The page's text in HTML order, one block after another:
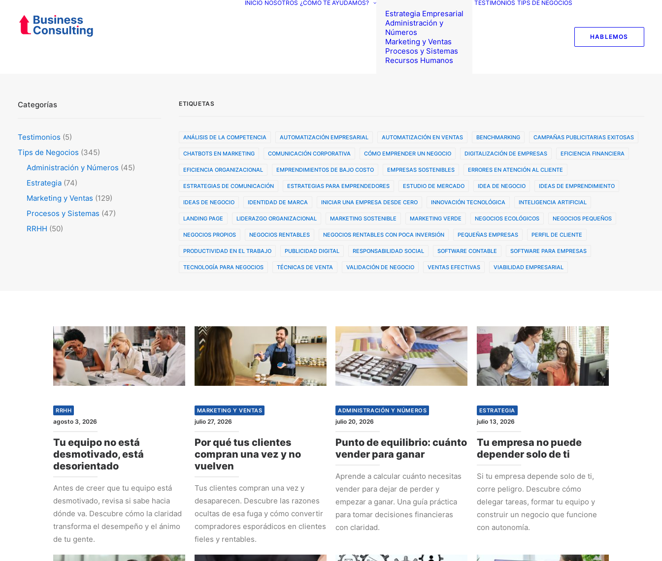
INICIO NOSOTROS ¿CÓMO TE AYUDAMOS?
Estrategia Empresarial
Administración y
Números
Marketing y Ventas
Procesos y Sistemas
Recursos Humanos
TESTIMONIOS TIPS DE NEGOCIOS
HABLEMOS
Categorías
Testimonios (5)
Tips de Negocios (345)
Administración y Números (45)
Estrategia (74)
Marketing y Ventas (129)
Procesos y Sistemas (47)
RRHH (50)
ETIQUETAS
ANÁLISIS DE LA COMPETENCIA AUTOMATIZACIÓN EMPRESARIAL AUTOMATIZACIÓN EN VENTAS BENCHMARKING CAMPAÑAS PUBLICITARIAS EXITOSAS
CHATBOTS EN MARKETING COMUNICACIÓN CORPORATIVA CÓMO EMPRENDER UN NEGOCIO DIGITALIZACIÓN DE EMPRESAS EFICIENCIA FINANCIERA
EFICIENCIA ORGANIZACIONAL EMPRENDIMIENTOS DE BAJO COSTO EMPRESAS SOSTENIBLES ERRORES EN ATENCIÓN AL CLIENTE
ESTRATEGIAS DE COMUNICACIÓN ESTRATEGIAS PARA EMPRENDEDORES ESTUDIO DE MERCADO IDEA DE NEGOCIO IDEAS DE EMPRENDIMIENTO
IDEAS DE NEGOCIO IDENTIDAD DE MARCA INICIAR UNA EMPRESA DESDE CERO INNOVACIÓN TECNOLÓGICA INTELIGENCIA ARTIFICIAL
LANDING PAGE LIDERAZGO ORGANIZACIONAL MARKETING SOSTENIBLE MARKETING VERDE NEGOCIOS ECOLÓGICOS NEGOCIOS PEQUEÑOS
NEGOCIOS PROPIOS NEGOCIOS RENTABLES NEGOCIOS RENTABLES CON POCA INVERSIÓN PEQUEÑAS EMPRESAS PERFIL DE CLIENTE
PRODUCTIVIDAD EN EL TRABAJO PUBLICIDAD DIGITAL RESPONSABILIDAD SOCIAL SOFTWARE CONTABLE SOFTWARE PARA EMPRESAS
TECNOLOGÍA PARA NEGOCIOS TÉCNICAS DE VENTA VALIDACIÓN DE NEGOCIO VENTAS EFECTIVAS VIABILIDAD EMPRESARIAL
RRHH
agosto 3, 2026
Tu equipo no está
desmotivado, está
desorientado
Antes de creer que tu equipo está
desmotivado, revisa si sabe hacia
dónde va. Descubre cómo la claridad
transforma el desempeño y el ánimo
de tu gente.
MARKETING Y VENTAS
julio 27, 2026
Por qué tus clientes
compran una vez y no
vuelven
Tus clientes compran una vez y
desaparecen. Descubre las razones
ocultas de esa fuga y cómo convertir
compradores esporádicos en clientes
fieles y rentables.
ADMINISTRACIÓN Y NÚMEROS
julio 20, 2026
Punto de equilibrio: cuánto
vender para ganar
Aprende a calcular cuánto necesitas
vender para dejar de perder y
empezar a ganar. Una guía práctica
para tomar decisiones financieras
con claridad.
ESTRATEGIA
julio 13, 2026
Tu empresa no puede
depender solo de ti
Si tu empresa depende solo de ti,
corre peligro. Descubre cómo
delegar tareas, formar tu equipo y
construir un negocio que funcione
con autonomía.